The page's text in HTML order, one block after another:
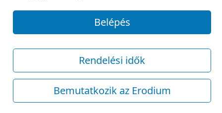
Belépés
Rendelési idők
Bemutatkozik az Erodium